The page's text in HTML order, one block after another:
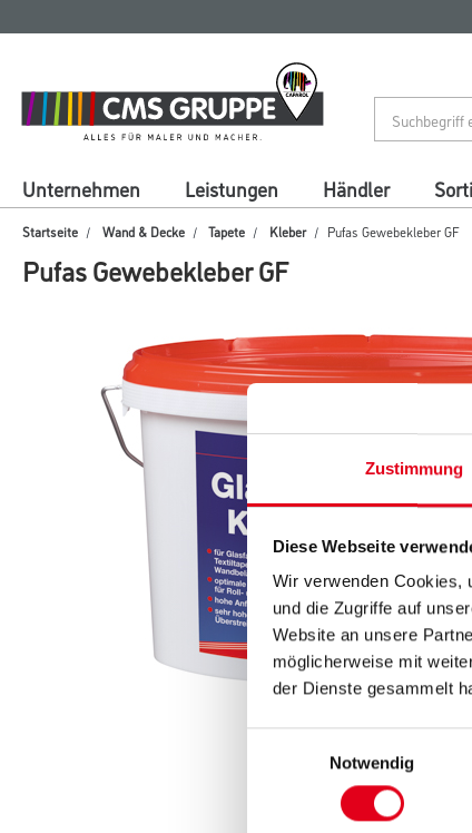
Zustimmung
Diese Webseite
Wir verwenden Cookies,
und die Zugriffe auf
Website an unsere
möglicherweise mit
der Dienste gesammelt
Notwendig
springen
springen
Unternehmen Leistungen Händler
Startseite Wand & Decke Tapete Kleber Pufas Gewebekleber GF
Pufas Gewebekleber GF